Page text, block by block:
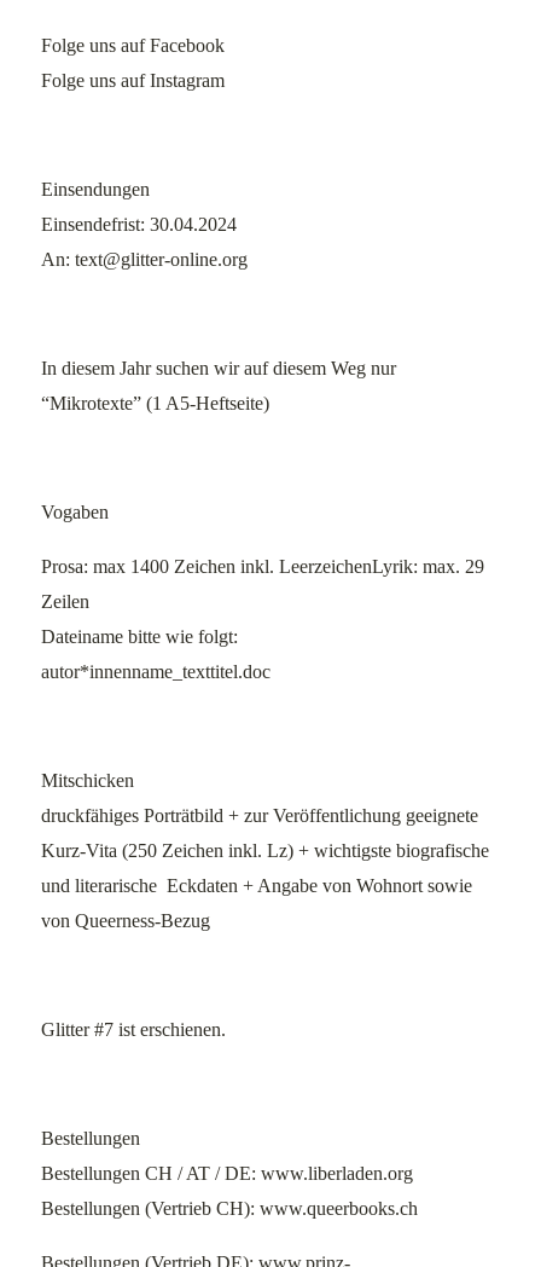
Folge uns auf Facebook
Folge uns auf Instagram
Einsendungen
Einsendefrist: 30.04.2024
An: text@glitter-online.org
In diesem Jahr suchen wir auf diesem Weg nur
“Mikrotexte” (1 A5-Heftseite)
Vogaben
Prosa: max 1400 Zeichen inkl. LeerzeichenLyrik: max. 29
Zeilen
Dateiname bitte wie folgt:
autor*innenname_texttitel.doc
Mitschicken
druckfähiges Porträtbild + zur Veröffentlichung geeignete
Kurz-Vita (250 Zeichen inkl. Lz) + wichtigste biografische
und literarische Eckdaten + Angabe von Wohnort sowie
von Queerness-Bezug
Glitter #7 ist erschienen.
Bestellungen
Bestellungen CH / AT / DE: www.liberladen.org
Bestellungen (Vertrieb CH): www.queerbooks.ch
Bestellungen (Vertrieb DE): www.prinz-